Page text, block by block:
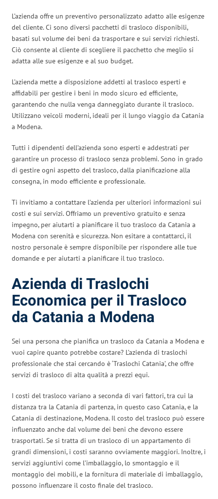
L’azienda offre un preventivo personalizzato adatto alle esigenze
del cliente. Ci sono diversi pacchetti di trasloco disponibili,
basati sul volume dei beni da trasportare e sui servizi richiesti.
Ciò consente al cliente di scegliere il pacchetto che meglio si
adatta alle sue esigenze e al suo budget.
L’azienda mette a disposizione addetti al trasloco esperti e
affidabili per gestire i beni in modo sicuro ed efficiente,
garantendo che nulla venga danneggiato durante il trasloco.
Utilizzano veicoli moderni, ideali per il lungo viaggio da Catania
a Modena.
Tutti i dipendenti dell’azienda sono esperti e addestrati per
garantire un processo di trasloco senza problemi. Sono in grado
di gestire ogni aspetto del trasloco, dalla pianificazione alla
consegna, in modo efficiente e professionale.
Ti invitiamo a contattare l’azienda per ulteriori informazioni sui
costi e sui servizi. Offriamo un preventivo gratuito e senza
impegno, per aiutarti a pianificare il tuo trasloco da Catania a
Modena con serenità e sicurezza. Non esitare a contattarci, il
nostro personale è sempre disponibile per rispondere alle tue
domande e per aiutarti a pianificare il tuo trasloco.
Azienda di Traslochi
Economica per il Trasloco
da Catania a Modena
Sei una persona che pianifica un trasloco da Catania a Modena e
vuoi capire quanto potrebbe costare? L’azienda di traslochi
professionale che stai cercando è ‘Traslochi Catania’, che offre
servizi di trasloco di alta qualità a prezzi equi.
I costi del trasloco variano a seconda di vari fattori, tra cui la
distanza tra la Catania di partenza, in questo caso Catania, e la
Catania di destinazione, Modena. Il costo del trasloco può essere
influenzato anche dal volume dei beni che devono essere
trasportati. Se si tratta di un trasloco di un appartamento di
grandi dimensioni, i costi saranno ovviamente maggiori. Inoltre, i
servizi aggiuntivi come l’imballaggio, lo smontaggio e il
montaggio dei mobili, e la fornitura di materiale di imballaggio,
possono influenzare il costo finale del trasloco.